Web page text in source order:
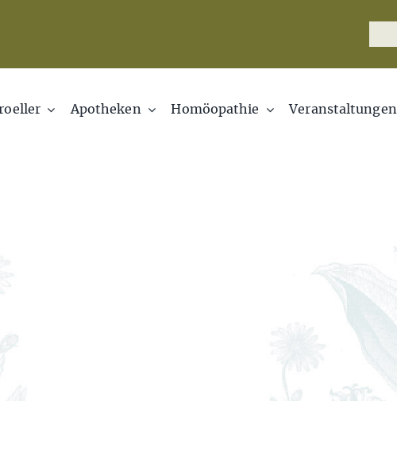
Apotheken Homöopathie Veranstaltungen